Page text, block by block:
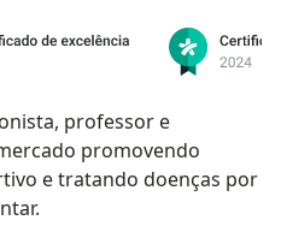
professor e
promovendo
e tratando doenças por